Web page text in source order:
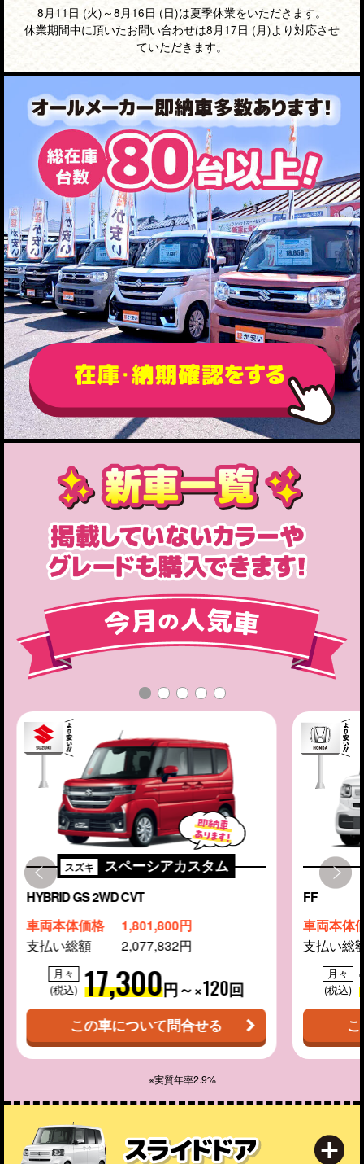
8月11日 (火)～8月16日 (日)は夏季休業をいただきます。
休業期間中に頂いたお問い合わせは8月17日 (月)より対応させ
ていただきます。
スズキ スペーシアカスタム
HYBRID GS 2WD CVT
車両本体価格
1,801,800円
支払い総額 2,077,832円
月々
(税込) 17,300円～×120回
この車について問合せる
FF
車両本体
支払い総
月々
(税込)
※実質年率2.9%